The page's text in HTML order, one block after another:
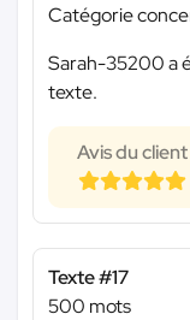
Catégorie
Sarah-35200 a
texte.
Avis du client
Texte #17
500 mots